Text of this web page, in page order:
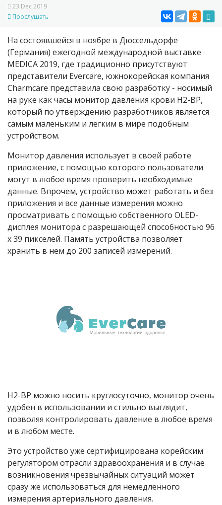
23 Dec 2019
Прослушать
На состоявшейся в ноябре в Дюссельдорфе
(Германия) ежегодной международной выставке
MEDICA 2019, где традиционно присутствуют
представители Evercare, южнокорейская компания
Charmcare представила свою разработку - носимый
на руке как часы монитор давления крови H2-BP,
который по утверждению разработчиков является
самым маленьким и легким в мире подобным
устройством.
Монитор давления использует в своей работе
приложение, с помощью которого пользователи
могут в любое время проверить необходимые
данные. Впрочем, устройство может работать и без
приложения и все данные измерения можно
просматривать с помощью собственного OLED-
дисплея монитора с разрешающей способностью 96
х 39 пикселей. Память устройства позволяет
хранить в нем до 200 записей измерений.
H2-BP можно носить круглосуточно, монитор очень
удобен в использовании и стильно выглядит,
позволяя контролировать давление в любое время
и в любом месте.
Это устройство уже сертифицирована корейским
регулятором отрасли здравоохранения и в случае
возникновения чрезвычайных ситуаций может
сразу же использоваться для немедленного
измерения артериального давления.